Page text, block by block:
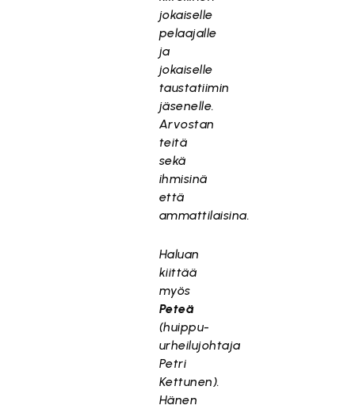
jokaiselle
pelaajalle
ja
jokaiselle
taustatiimin
jäsenelle.
Arvostan
teitä
sekä
ihmisinä
että
ammattilaisina.
Haluan
kiittää
myös
Peteä
(huippu-
urheilujohtaja
Petri
Kettunen).
Hänen